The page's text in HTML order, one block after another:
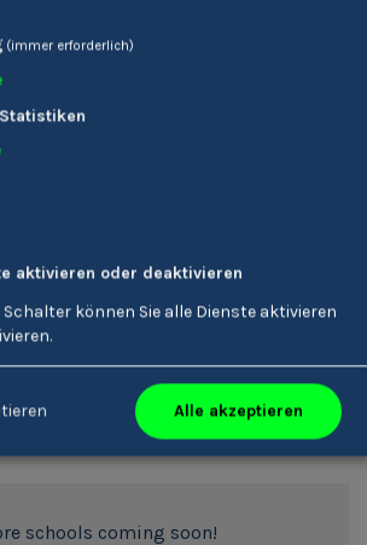
schools coming soon!
(immer erforderlich)
aktivieren oder deaktivieren
Schalter können Sie alle Dienste aktivieren
Alle akzeptieren